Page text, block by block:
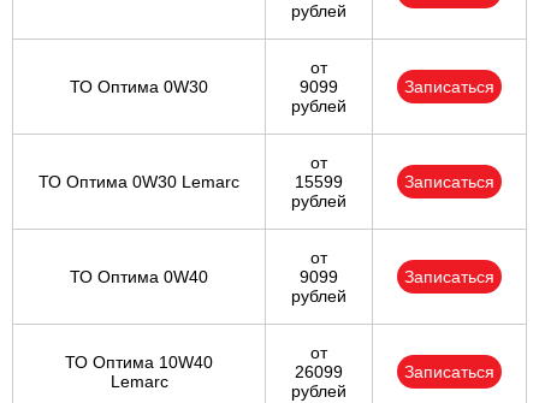
рублей
ТО Оптима 0W30
от
9099
рублей
Записаться
ТО Оптима 0W30 Lemarc
от
15599
рублей
Записаться
ТО Оптима 0W40
от
9099
рублей
Записаться
ТО Оптима 10W40
Lemarc
от
26099
рублей
Записаться